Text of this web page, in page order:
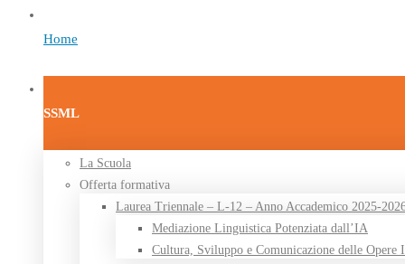
Home
SSML
La Scuola
Offerta formativa
Laurea Triennale – L-12 – Anno Accademico 2025-
Mediazione Linguistica Potenziata dall’IA
Cultura, Sviluppo e Comunicazione delle Opere